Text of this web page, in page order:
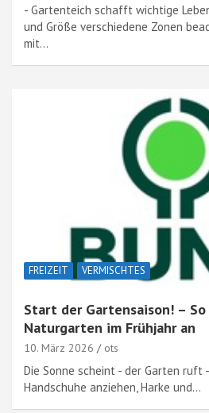
- Gartenteich schafft wichtige
und Größe verschiedene Zonen
mit…
FREIZEIT VERMISCHTES
Start der Gartensaison! –
Naturgarten im Frühjahr an
10. März 2026 ots
Die Sonne scheint - der Garten ruft
Handschuhe anziehen, Harke und…